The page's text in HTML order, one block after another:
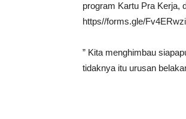
program Kartu Pra Kerja,
https//forms.gle/
” Kita menghimbau
tidaknya itu urusan